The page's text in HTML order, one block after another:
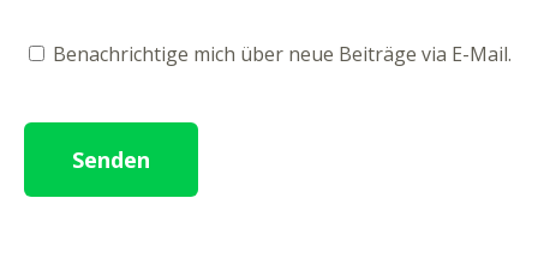
Benachrichtige mich über neue Beiträge via E-Mail.